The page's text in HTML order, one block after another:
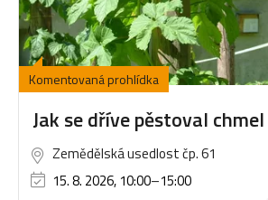
Komentovaná prohlídka
Jak se dříve pěstoval chmel
Zemědělská usedlost čp. 61
15. 8. 2026, 10:00–15:00